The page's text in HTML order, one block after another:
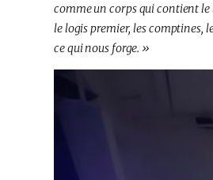
comme un corps qui contient
le logis premier, les comptines,
ce qui nous forge. »